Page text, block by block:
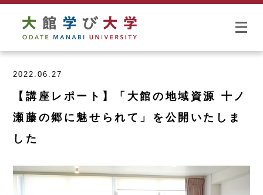
2022.06.27
【講座レポート】「大館の地域資源 十ノ
瀬藤の郷に魅せられて」を公開いたしま
した